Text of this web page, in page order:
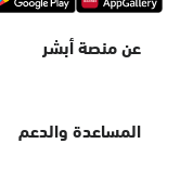
عن منصة أبشر
المساعدة والدعم